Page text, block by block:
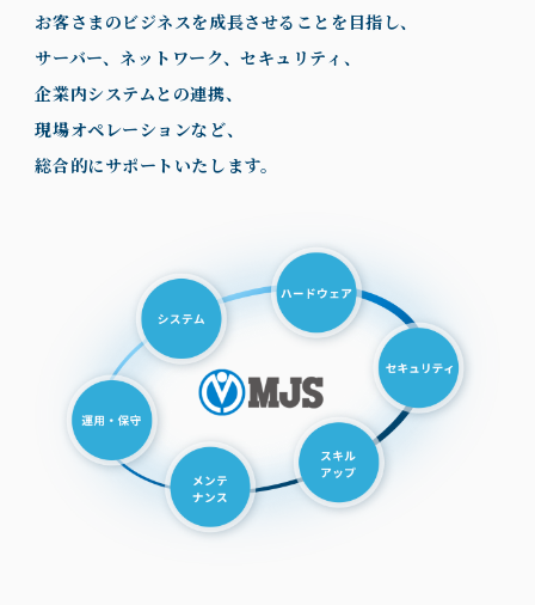
お客さまのビジネスを成長させることを目指し、
サーバー、ネットワーク、セキュリティ、
企業内システムとの連携、
現場オペレーションなど、
総合的にサポートいたします。